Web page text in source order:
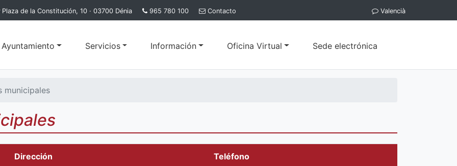
Plaza de la Constitución, 10 · 03700 Dénia 965 780 100 Contacto Valencià
Ayuntamiento Servicios Información Oficina Virtual Sede electrónica
municipales
Dirección Teléfono